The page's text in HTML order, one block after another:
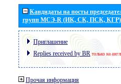
Кандидаты на посты
групп МСЭ-R (ИК, СК, ПСК, КГР)
Приглашение
Replies received by BR только на
Прочая информация